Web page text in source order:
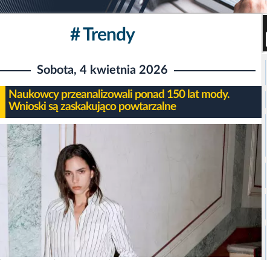
# Trendy
Sobota, 4 kwietnia 2026
Naukowcy przeanalizowali ponad 150 lat mody.
Wnioski są zaskakująco powtarzalne